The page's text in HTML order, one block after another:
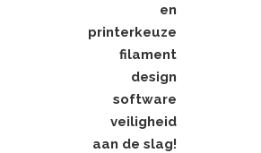
en
printerkeuze
filament
design
software
veiligheid
aan de slag!